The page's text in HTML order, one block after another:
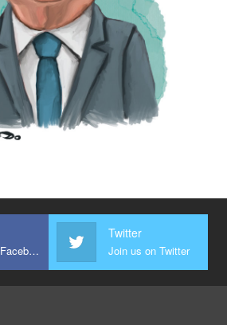
Join us on Facebook
Twitter
Join us on Twitter